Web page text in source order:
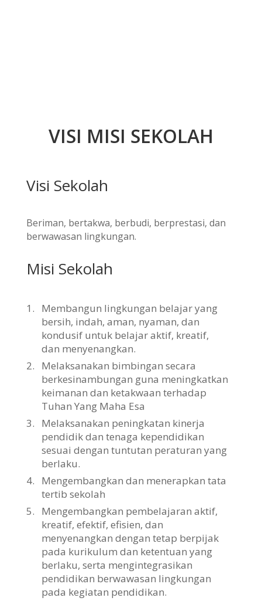
VISI MISI SEKOLAH
Visi Sekolah
Beriman, bertakwa, berbudi, berprestasi, dan
berwawasan lingkungan.
Misi Sekolah
1.
Membangun lingkungan belajar yang
bersih, indah, aman, nyaman, dan
kondusif untuk belajar aktif, kreatif,
dan menyenangkan.
2.
Melaksanakan bimbingan secara
berkesinambungan guna meningkatkan
keimanan dan ketakwaan terhadap
Tuhan Yang Maha Esa
3.
Melaksanakan peningkatan kinerja
pendidik dan tenaga kependidikan
sesuai dengan tuntutan peraturan yang
berlaku.
4.
Mengembangkan dan menerapkan tata
tertib sekolah
5.
Mengembangkan pembelajaran aktif,
kreatif, efektif, efisien, dan
menyenangkan dengan tetap berpijak
pada kurikulum dan ketentuan yang
berlaku, serta mengintegrasikan
pendidikan berwawasan lingkungan
pada kegiatan pendidikan.